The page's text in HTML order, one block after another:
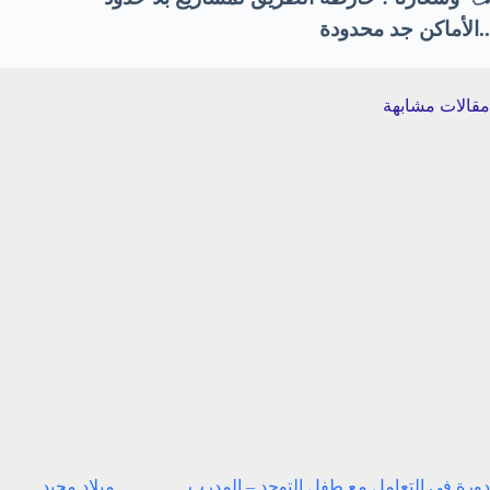
..الأماكن جد محدودة
مقالات مشابهة
دورة في التعامل مع طفل التوحد – المدرب ميلاد مجيد